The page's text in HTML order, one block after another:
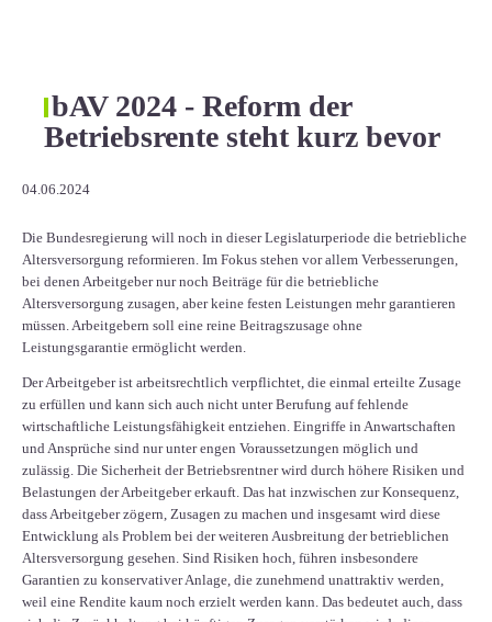
bAV 2024 - Reform der
Betriebsrente steht kurz bevor
04.06.2024
Die Bundesregierung will noch in dieser Legislaturperiode die betriebliche
Altersversorgung reformieren. Im Fokus stehen vor allem Verbesserungen,
bei denen Arbeitgeber nur noch Beiträge für die betriebliche
Altersversorgung zusagen, aber keine festen Leistungen mehr garantieren
müssen. Arbeitgebern soll eine reine Beitragszusage ohne
Leistungsgarantie ermöglicht werden.
Der Arbeitgeber ist arbeitsrechtlich verpflichtet, die einmal erteilte Zusage
zu erfüllen und kann sich auch nicht unter Berufung auf fehlende
wirtschaftliche Leistungsfähigkeit entziehen. Eingriffe in Anwartschaften
und Ansprüche sind nur unter engen Voraussetzungen möglich und
zulässig. Die Sicherheit der Betriebsrentner wird durch höhere Risiken und
Belastungen der Arbeitgeber erkauft. Das hat inzwischen zur Konsequenz,
dass Arbeitgeber zögern, Zusagen zu machen und insgesamt wird diese
Entwicklung als Problem bei der weiteren Ausbreitung der betrieblichen
Altersversorgung gesehen. Sind Risiken hoch, führen insbesondere
Garantien zu konservativer Anlage, die zunehmend unattraktiv werden,
weil eine Rendite kaum noch erzielt werden kann. Das bedeutet auch, dass